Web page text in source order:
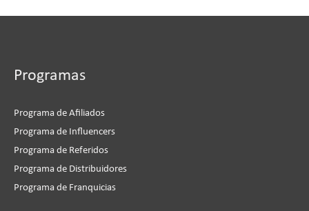
Programas
Programa de Afiliados
Programa de Influencers
Programa de Referidos
Programa de Distribuidores
Programa de Franquicias